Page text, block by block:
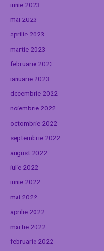
iunie 2023
mai 2023
aprilie 2023
martie 2023
februarie 2023
ianuarie 2023
decembrie 2022
noiembrie 2022
octombrie 2022
septembrie 2022
august 2022
iulie 2022
iunie 2022
mai 2022
aprilie 2022
martie 2022
februarie 2022